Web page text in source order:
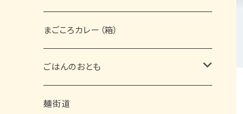
まごころカレー（箱）
ごはんのおとも
缶詰
麺街道